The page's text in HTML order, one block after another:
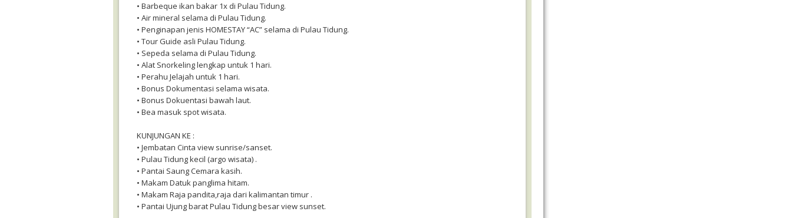
• Barbeque ikan bakar 1x di Pulau Tidung.
• Air mineral selama di Pulau Tidung.
• Penginapan jenis HOMESTAY “AC” selama di Pulau Tidung.
• Tour Guide asli Pulau Tidung.
• Sepeda selama di Pulau Tidung.
• Alat Snorkeling lengkap untuk 1 hari.
• Perahu Jelajah untuk 1 hari.
• Bonus Dokumentasi selama wisata.
• Bonus Dokuentasi bawah laut.
• Bea masuk spot wisata.
KUNJUNGAN KE :
• Jembatan Cinta view sunrise/sanset.
• Pulau Tidung kecil (argo wisata) .
• Pantai Saung Cemara kasih.
• Makam Datuk panglima hitam.
• Makam Raja pandita,raja dari kalimantan timur .
• Pantai Ujung barat Pulau Tidung besar view sunset.